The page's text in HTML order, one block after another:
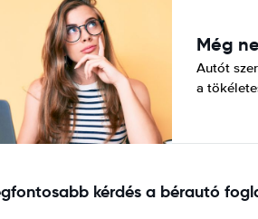
Még
Autót
a
kérdés a bérautó